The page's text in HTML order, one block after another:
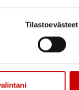
Tilastoevästeet